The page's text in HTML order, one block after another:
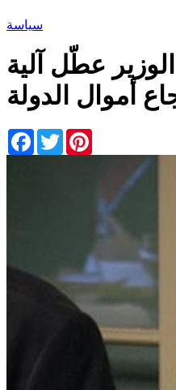
سياسة
عطّل آلية
أموال الدولة
Facebook
Twitter